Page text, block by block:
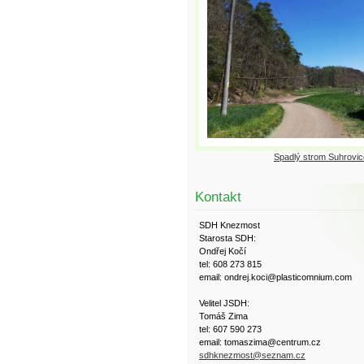
Spadlý strom
Kontakt
SDH Knezmost
Starosta SDH:
Ondřej Kočí
tel: 608 273 815
email: ondrej.koci@plasticomnium.com
Velitel JSDH:
Tomáš Zima
tel: 607 590 273
email: tomaszima@centrum.cz
sdhknezmost@seznam.cz